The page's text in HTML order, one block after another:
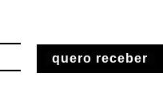
quero receber